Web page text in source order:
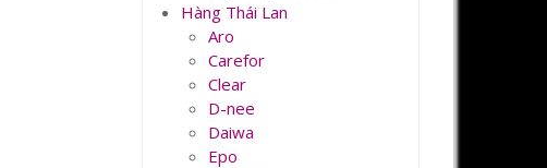
Hàng Thái Lan
Aro
Carefor
Clear
D-nee
Daiwa
Epo